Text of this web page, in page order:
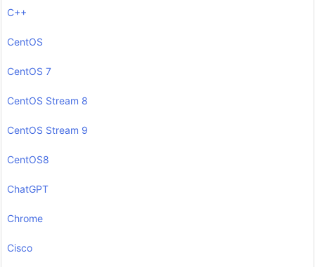
C++
CentOS
CentOS 7
CentOS Stream 8
CentOS Stream 9
CentOS8
ChatGPT
Chrome
Cisco